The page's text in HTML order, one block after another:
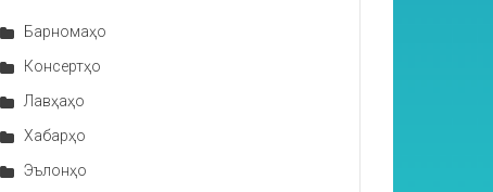
Барномаҳо
Консертҳо
Лавҳаҳо
Хабарҳо
Эълонҳо